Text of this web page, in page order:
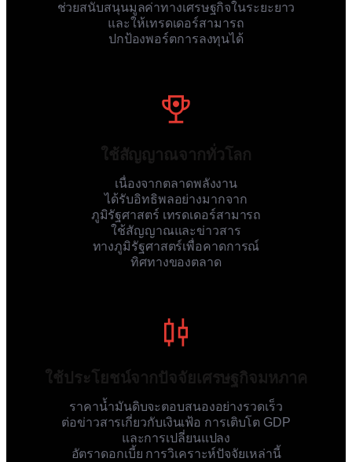
ช่วยสนับสนุนมูลค่าทางเศรษฐกิจในระยะยาว
และให้เทรดเดอร์สามารถ
ปกป้องพอร์ตการลงทุนได้
ใช้สัญญาณจากทั่วโลก
เนื่องจากตลาดพลังงาน
ได้รับอิทธิพลอย่างมากจาก
ภูมิรัฐศาสตร์ เทรดเดอร์สามารถ
ใช้สัญญาณและข่าวสาร
ทางภูมิรัฐศาสตร์เพื่อคาดการณ์
ทิศทางของตลาด
ใช้ประโยชน์จากปัจจัยเศรษฐกิจมหภาค
ราคาน้ำมันดิบจะตอบสนองอย่างรวดเร็ว
ต่อข่าวสารเกี่ยวกับเงินเฟ้อ การเติบโต GDP
และการเปลี่ยนแปลง
อัตราดอกเบี้ย การวิเคราะห์ปัจจัยเหล่านี้